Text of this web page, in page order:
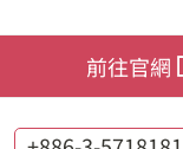
前往官網